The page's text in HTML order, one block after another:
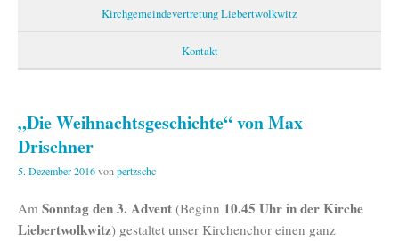
Kirchgemeindevertretung Liebertwolkwitz
Kontakt
„Die Weihnachtsgeschichte“ von Max
Drischner
5. Dezember 2016von pertzschc
Am Sonntag den 3. Advent (Beginn 10.45 Uhr in der Kirche
Liebertwolkwitz) gestaltet unser Kirchenchor einen ganz